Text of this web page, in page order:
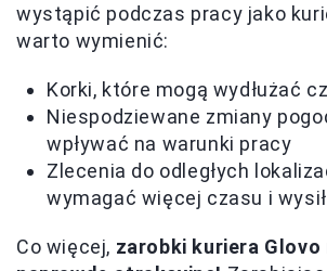
wystąpić podczas pracy jako
warto wymienić:
Korki, które mogą wydłużać
Niespodziewane zmiany
wpływać na warunki pracy
Zlecenia do odległych
wymagać więcej czasu i
Co więcej, zarobki kuriera Glovo